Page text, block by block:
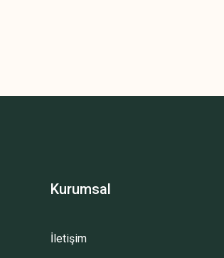
Kurumsal
İletişim